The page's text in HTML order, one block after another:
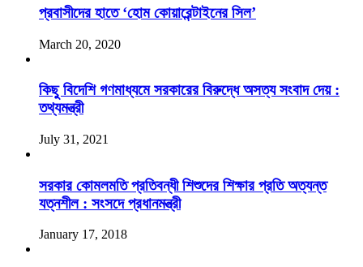
প্রবাসীদের হাতে ‘হোম কোয়ারেন্টাইনের সিল’
March 20, 2020
কিছু বিদেশি গণমাধ্যমে সরকারের বিরুদ্ধে অসত্য সংবাদ দেয় :
তথ্যমন্ত্রী
July 31, 2021
সরকার কোমলমতি প্রতিবন্ধী শিশুদের শিক্ষার প্রতি অত্যন্ত
যত্নশীল : সংসদে প্রধানমন্ত্রী
January 17, 2018